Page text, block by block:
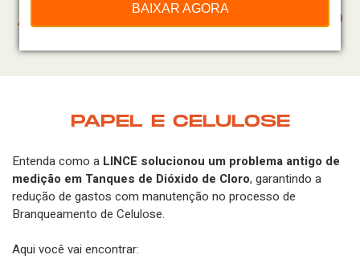
BAIXAR AGORA
APLICAÇÕES DE SUCESSO
PAPEL E CELULOSE
Entenda como a LINCE solucionou um problema antigo de
medição em Tanques de Dióxido de Cloro, garantindo a
redução de gastos com manutenção no processo de
Branqueamento de Celulose.
Aqui você vai encontrar: